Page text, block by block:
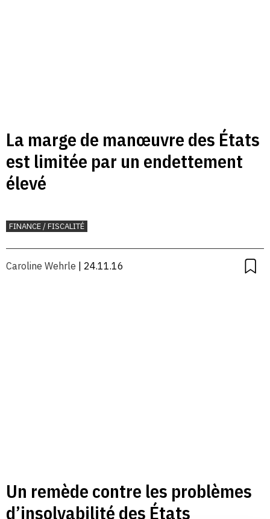
La marge de manœuvre des États
est limitée par un endettement
élevé
FINANCE / FISCALITÉ
Caroline Wehrle | 24.11.16
Un remède contre les problèmes
d’insolvabilité des États